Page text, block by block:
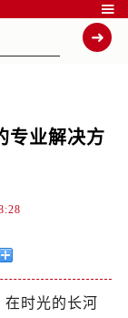

专业解决方
在时光的长河